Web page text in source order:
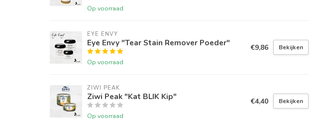
Op voorraad
EYE ENVY
Eye Envy "Tear Stain Remover Poeder"
Op voorraad
€9,86 Bekijken
ZIWI PEAK
Ziwi Peak "Kat BLIK Kip"
Op voorraad
€4,40 Bekijken